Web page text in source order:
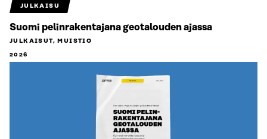
JULKAISU
Suomi pelinrakentajana geotalouden ajassa
JULKAISUT, MUISTIO
2026